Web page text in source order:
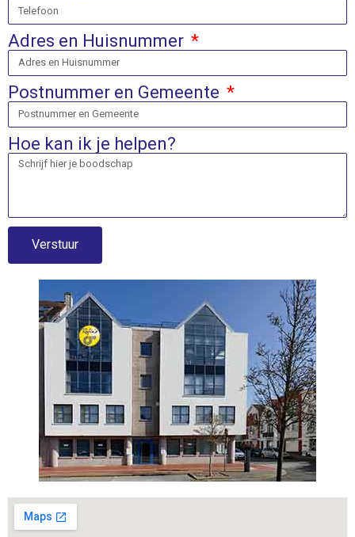
Adres en Huisnummer
Postnummer en Gemeente
Hoe kan ik je helpen?
Verstuur